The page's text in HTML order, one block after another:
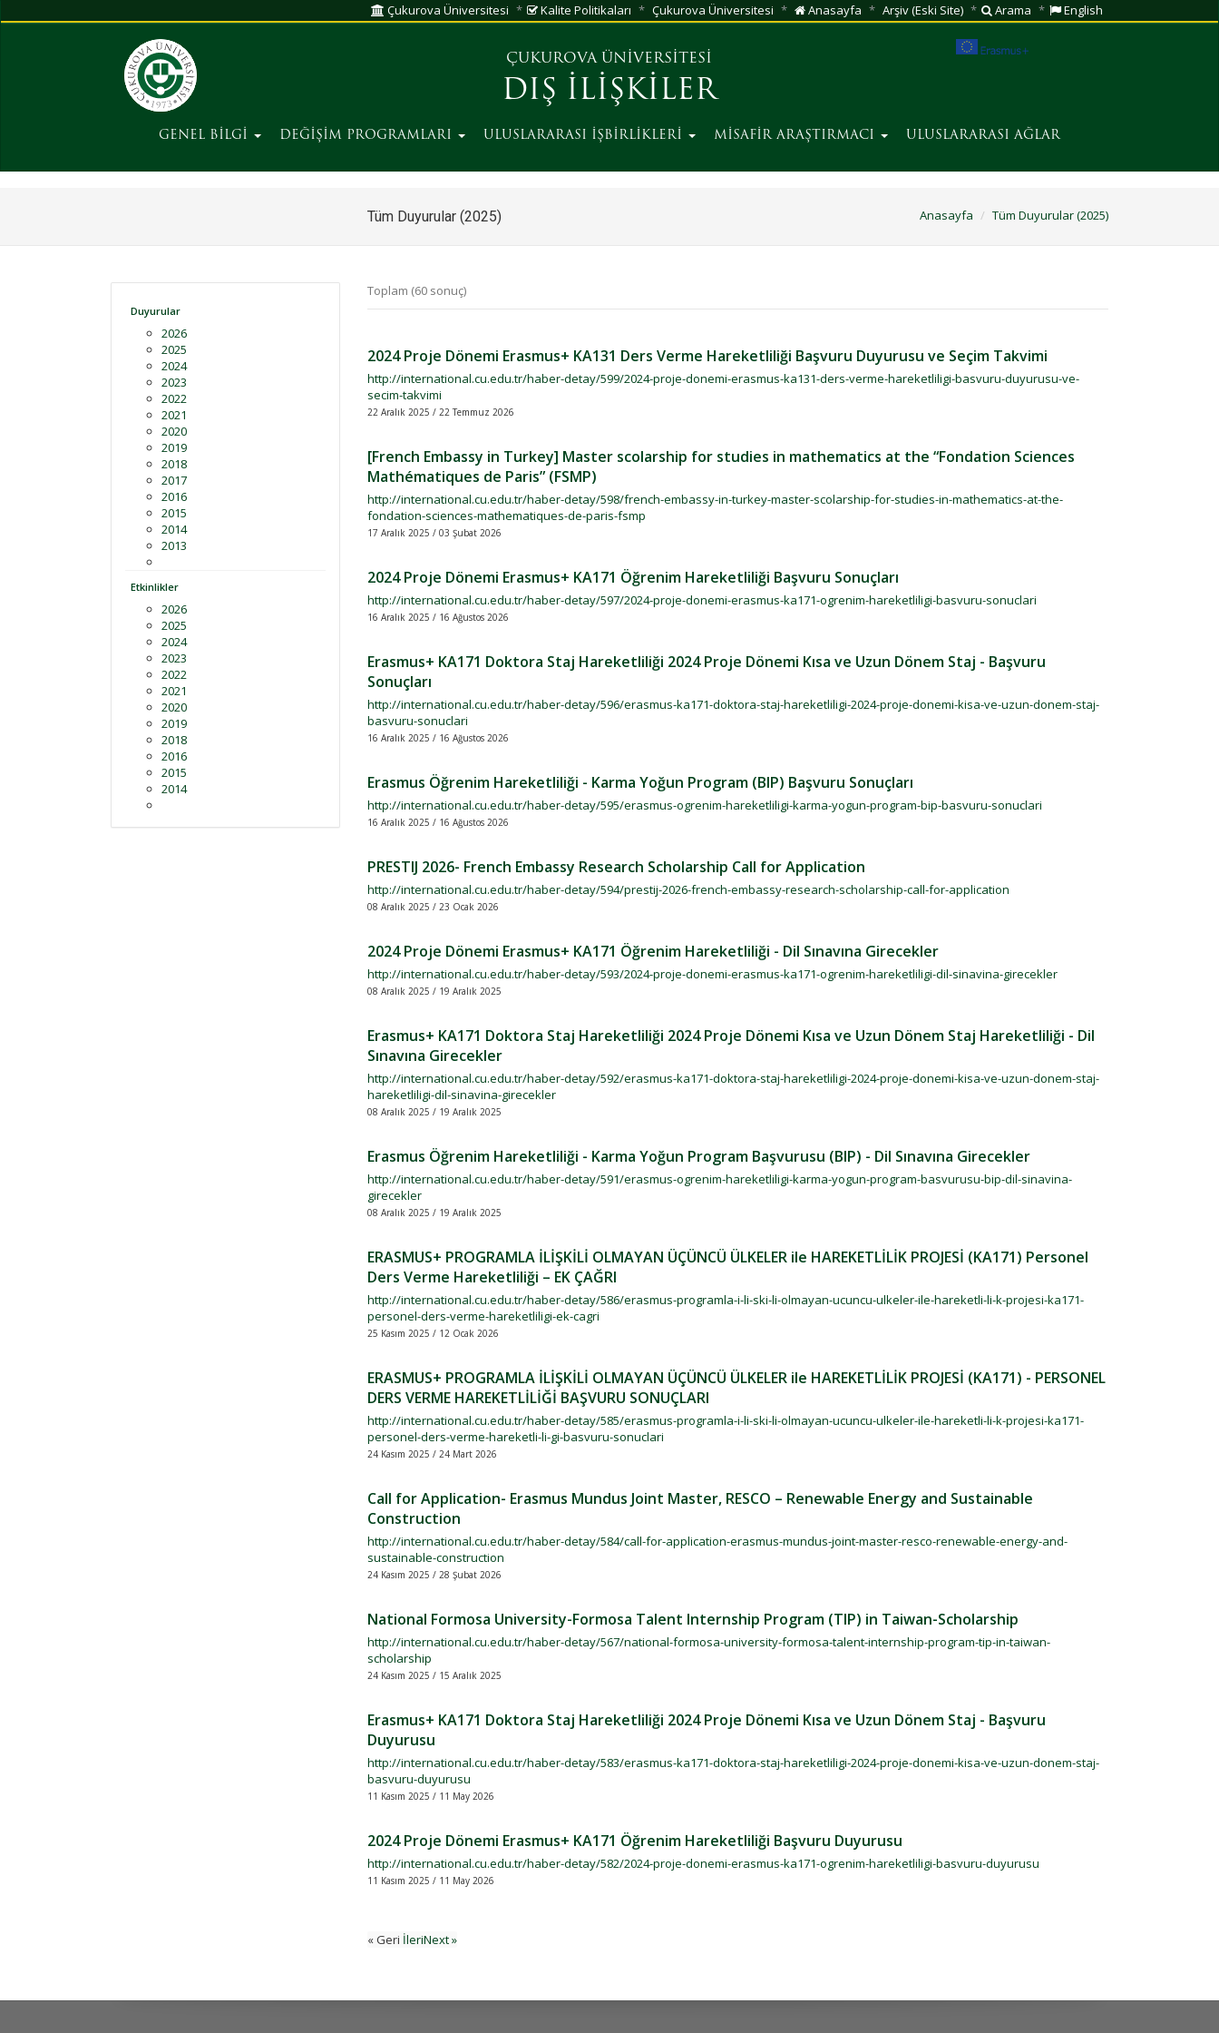
Çukurova Üniversitesi Kalite Politikaları Çukurova Üniversitesi Anasayfa Arşiv (Eski Site) Arama English
ÇUKUROVA ÜNİVERSİTESİ
DIŞ İLİŞKİLER
GENEL BİLGİ DEĞİŞİM PROGRAMLARI ULUSLARARASI İŞBİRLİKLERİ MİSAFİR ARAŞTIRMACI ULUSLARARASI AĞLAR
Tüm Duyurular (2025) Anasayfa Tüm Duyurular (2025)
Duyurular
2026
2025
2024
2023
2022
2021
2020
2019
2018
2017
2016
2015
2014
2013
Etkinlikler
2026
2025
2024
2023
2022
2021
2020
2019
2018
2016
2015
2014
Toplam (60 sonuç)
2024 Proje Dönemi Erasmus+ KA131 Ders Verme Hareketliliği Başvuru Duyurusu ve Seçim Takvimi
http://international.cu.edu.tr/haber-detay/599/2024-proje-donemi-erasmus-ka131-ders-verme-hareketliligi-basvuru-duyurusu-ve-
secim-takvimi
22 Aralık 2025 / 22 Temmuz 2026
[French Embassy in Turkey] Master scolarship for studies in mathematics at the “Fondation Sciences
Mathématiques de Paris” (FSMP)
http://international.cu.edu.tr/haber-detay/598/french-embassy-in-turkey-master-scolarship-for-studies-in-mathematics-at-the-
fondation-sciences-mathematiques-de-paris-fsmp
17 Aralık 2025 / 03 Şubat 2026
2024 Proje Dönemi Erasmus+ KA171 Öğrenim Hareketliliği Başvuru Sonuçları
http://international.cu.edu.tr/haber-detay/597/2024-proje-donemi-erasmus-ka171-ogrenim-hareketliligi-basvuru-sonuclari
16 Aralık 2025 / 16 Ağustos 2026
Erasmus+ KA171 Doktora Staj Hareketliliği 2024 Proje Dönemi Kısa ve Uzun Dönem Staj - Başvuru
Sonuçları
http://international.cu.edu.tr/haber-detay/596/erasmus-ka171-doktora-staj-hareketliligi-2024-proje-donemi-kisa-ve-uzun-donem-staj-
basvuru-sonuclari
16 Aralık 2025 / 16 Ağustos 2026
Erasmus Öğrenim Hareketliliği - Karma Yoğun Program (BIP) Başvuru Sonuçları
http://international.cu.edu.tr/haber-detay/595/erasmus-ogrenim-hareketliligi-karma-yogun-program-bip-basvuru-sonuclari
16 Aralık 2025 / 16 Ağustos 2026
PRESTIJ 2026- French Embassy Research Scholarship Call for Application
http://international.cu.edu.tr/haber-detay/594/prestij-2026-french-embassy-research-scholarship-call-for-application
08 Aralık 2025 / 23 Ocak 2026
2024 Proje Dönemi Erasmus+ KA171 Öğrenim Hareketliliği - Dil Sınavına Girecekler
http://international.cu.edu.tr/haber-detay/593/2024-proje-donemi-erasmus-ka171-ogrenim-hareketliligi-dil-sinavina-girecekler
08 Aralık 2025 / 19 Aralık 2025
Erasmus+ KA171 Doktora Staj Hareketliliği 2024 Proje Dönemi Kısa ve Uzun Dönem Staj Hareketliliği - Dil
Sınavına Girecekler
http://international.cu.edu.tr/haber-detay/592/erasmus-ka171-doktora-staj-hareketliligi-2024-proje-donemi-kisa-ve-uzun-donem-staj-
hareketliligi-dil-sinavina-girecekler
08 Aralık 2025 / 19 Aralık 2025
Erasmus Öğrenim Hareketliliği - Karma Yoğun Program Başvurusu (BIP) - Dil Sınavına Girecekler
http://international.cu.edu.tr/haber-detay/591/erasmus-ogrenim-hareketliligi-karma-yogun-program-basvurusu-bip-dil-sinavina-
girecekler
08 Aralık 2025 / 19 Aralık 2025
ERASMUS+ PROGRAMLA İLİŞKİLİ OLMAYAN ÜÇÜNCÜ ÜLKELER ile HAREKETLİLİK PROJESİ (KA171) Personel
Ders Verme Hareketliliği – EK ÇAĞRI
http://international.cu.edu.tr/haber-detay/586/erasmus-programla-i-li-ski-li-olmayan-ucuncu-ulkeler-ile-hareketli-li-k-projesi-ka171-
personel-ders-verme-hareketliligi-ek-cagri
25 Kasım 2025 / 12 Ocak 2026
ERASMUS+ PROGRAMLA İLİŞKİLİ OLMAYAN ÜÇÜNCÜ ÜLKELER ile HAREKETLİLİK PROJESİ (KA171) - PERSONEL
DERS VERME HAREKETLİLİĞİ BAŞVURU SONUÇLARI
http://international.cu.edu.tr/haber-detay/585/erasmus-programla-i-li-ski-li-olmayan-ucuncu-ulkeler-ile-hareketli-li-k-projesi-ka171-
personel-ders-verme-hareketli-li-gi-basvuru-sonuclari
24 Kasım 2025 / 24 Mart 2026
Call for Application- Erasmus Mundus Joint Master, RESCO – Renewable Energy and Sustainable
Construction
http://international.cu.edu.tr/haber-detay/584/call-for-application-erasmus-mundus-joint-master-resco-renewable-energy-and-
sustainable-construction
24 Kasım 2025 / 28 Şubat 2026
National Formosa University-Formosa Talent Internship Program (TIP) in Taiwan-Scholarship
http://international.cu.edu.tr/haber-detay/567/national-formosa-university-formosa-talent-internship-program-tip-in-taiwan-
scholarship
24 Kasım 2025 / 15 Aralık 2025
Erasmus+ KA171 Doktora Staj Hareketliliği 2024 Proje Dönemi Kısa ve Uzun Dönem Staj - Başvuru
Duyurusu
http://international.cu.edu.tr/haber-detay/583/erasmus-ka171-doktora-staj-hareketliligi-2024-proje-donemi-kisa-ve-uzun-donem-staj-
basvuru-duyurusu
11 Kasım 2025 / 11 May 2026
2024 Proje Dönemi Erasmus+ KA171 Öğrenim Hareketliliği Başvuru Duyurusu
http://international.cu.edu.tr/haber-detay/582/2024-proje-donemi-erasmus-ka171-ogrenim-hareketliligi-basvuru-duyurusu
11 Kasım 2025 / 11 May 2026
« Geri İleriNext »